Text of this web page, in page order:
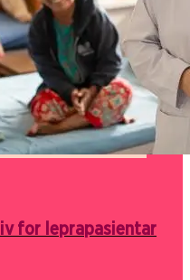
for leprapasientar